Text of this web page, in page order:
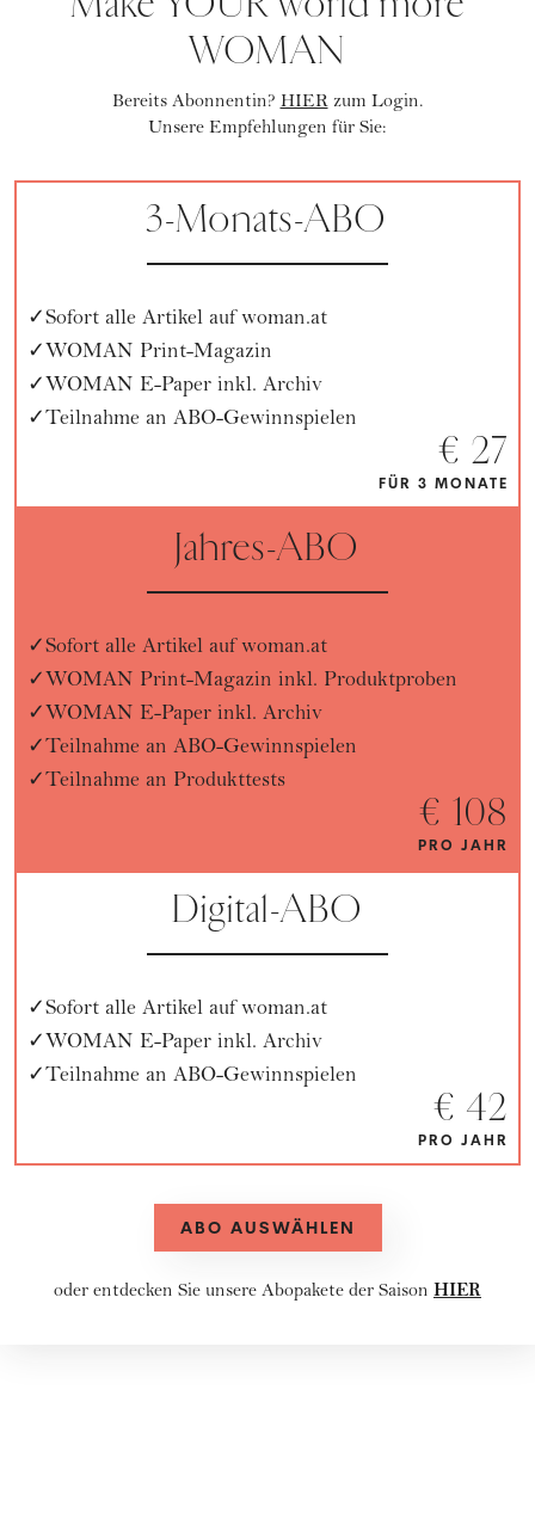
WOMAN
Bereits Abonnentin?HIERzum Login.
Unsere Empfehlungen für Sie:
3-Monats-ABO
Sofort alle Artikel auf woman.at
WOMAN Print-Magazin
WOMAN E-Paper inkl. Archiv
Teilnahme an ABO-Gewinnspielen
€ 27
FÜR 3 MONATE
Jahres-ABO
Sofort alle Artikel auf woman.at
WOMAN Print-Magazin inkl. Produktproben
WOMAN E-Paper inkl. Archiv
Teilnahme an ABO-Gewinnspielen
Teilnahme an Produkttests
€ 108
PRO JAHR
Digital-ABO
Sofort alle Artikel auf woman.at
WOMAN E-Paper inkl. Archiv
Teilnahme an ABO-Gewinnspielen
€ 42
PRO JAHR
ABO AUSWÄHLEN
oder entdecken Sie unsere Abopakete der Saison HIER